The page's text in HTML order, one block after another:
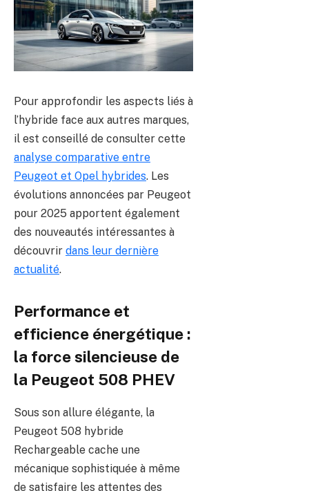
Pour approfondir les aspects liés à
l’hybride face aux autres marques,
il est conseillé de consulter cette
analyse comparative entre
Peugeot et Opel hybrides. Les
évolutions annoncées par Peugeot
pour 2025 apportent également
des nouveautés intéressantes à
découvrir dans leur dernière
actualité.
Performance et
efficience énergétique :
la force silencieuse de
la Peugeot 508 PHEV
Sous son allure élégante, la
Peugeot 508 hybride
Rechargeable cache une
mécanique sophistiquée à même
de satisfaire les attentes des